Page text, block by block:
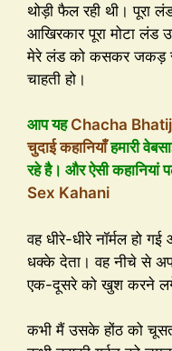
थोड़ी फैल रही थी। पूरा
आखिरकार पूरा मोटा
मेरे लंड को कसकर जकड़
चाहती हो।
आप यहChacha
चुदाई कहानियाँहमारी
रहे है। और ऐसी कहानियां
Sex Kahani
वह धीरे-धीरे नॉर्मल हो
धक्के देता। वह नीचे से
एक-दूसरे को खुश करने
कभी मैं उसके होंठ को